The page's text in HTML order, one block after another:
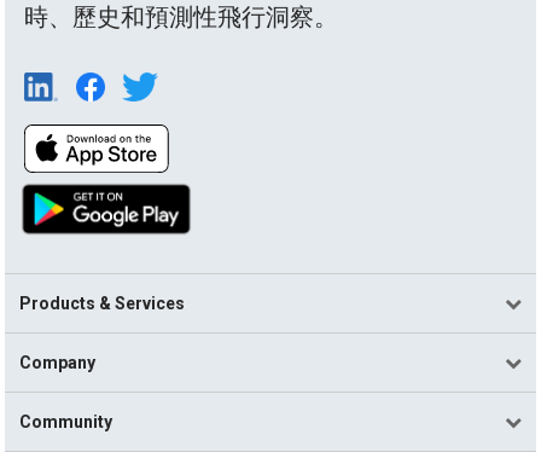
時、歷史和預測性飛行洞察。
Products & Services
Company
Community